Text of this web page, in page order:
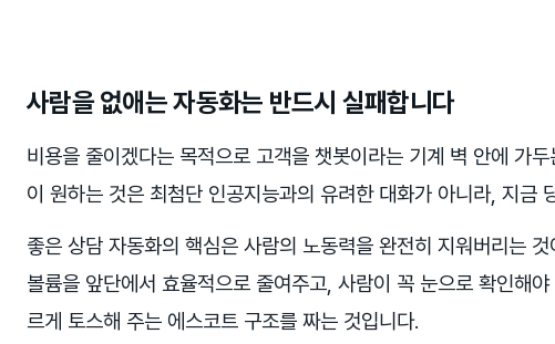
사람을 없애는 자동화는 반드시 실패합니다
비용을 줄이겠다는 목적으로 고객을 챗봇이라는 기계 벽 안에 가
이 원하는 것은 최첨단 인공지능과의 유려한 대화가 아니라, 지금
좋은 상담 자동화의 핵심은 사람의 노동력을 완전히 지워버리는
볼륨을 앞단에서 효율적으로 줄여주고, 사람이 꼭 눈으로 확인해
르게 토스해 주는 에스코트 구조를 짜는 것입니다.